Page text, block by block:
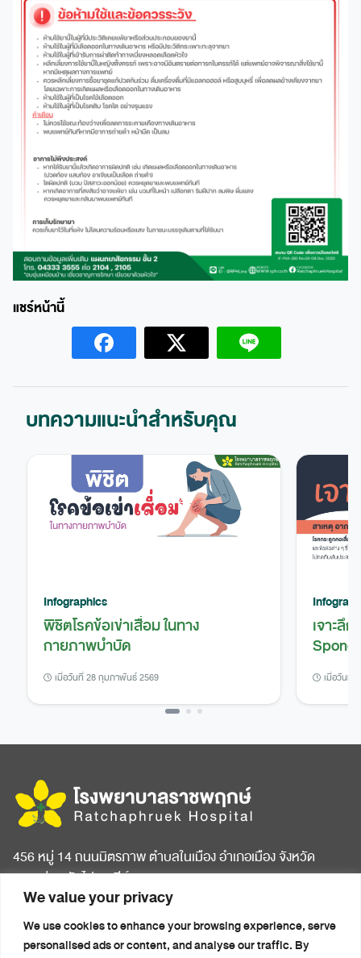
We value your privacy
We use cookies to enhance your browsing experience, serve
personalised ads or content, and analyse our traffic. By
บทความแนะนำสำหรับคุณ
Infographics
พิชิตโรคข้อเข่าเสื่อม ในทาง
กายภาพบำบัด
เมื่อวันที่ 28 กุมภาพันธ์ 2569
เจาะลึ
เมื่อวันที่
456 หมู่ 14 ถนนมิตรภาพ ตำบลในเมือง อำเภอเมือง จังหวัด
ขอนแก่น รหัสไปรษณีย์ 40000
หน้าแรก
เกี่ยวกับโรงพยาบาล
บทความสุขภาพ
ข่าวประชาสัมพันธ์